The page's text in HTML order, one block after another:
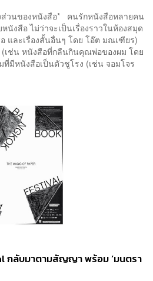
ส่วนของหนังสือ* คนรักหนังสือหลายคน
นังสือ ไม่ว่าจะเป็นเรื่องราวในห้องสมุด
และเรื่องสั้นอื่นๆ โดย โอ๊ต มณเฑียร)
(เช่น หนังสือที่กลืนกินคุณพ่อของผม โดย
มีหนังสือเป็นตัวชูโรง (เช่น จอมโจร
กลับมาตามสัญญา พร้อม ‘มนตรา